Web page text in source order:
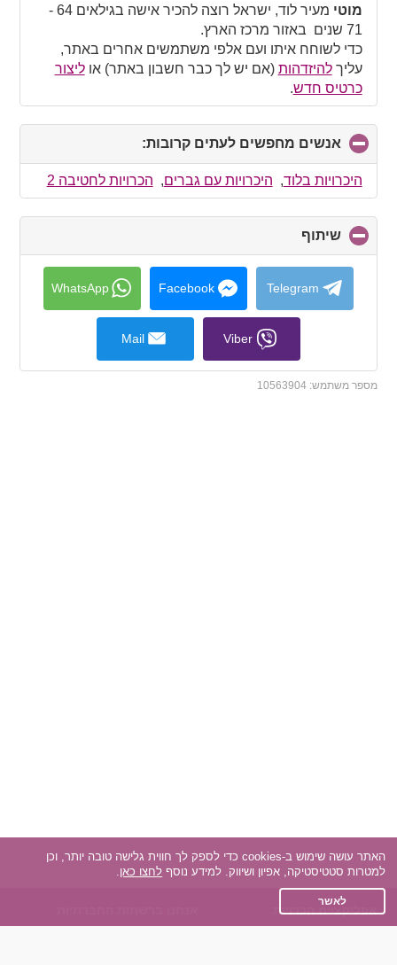
collapse
contents
מוטי
מעיר לוד, ישראל רוצה להכיר אישה בגילאים 64 -
71 שנים באזור מרכז הארץ.
כדי לשוחח איתו ועם אלפי משתמשים אחרים באתר,
עליךלהיזדהות (אם יש לך כבר חשבון באתר) אוליצור
כרטיס חדש.
אנשים מחפשים לעתים קרובות:
to
collapse
contents
היכרויות בלוד, היכרויות עם גברים, הכרויות לחטיבה 2
שיתוף
to
collapse
contents
Telegram
Facebook
WhatsApp
Viber
Mail
מספר משתמש:10563904
אפליקציית הכרויות
האתר עושה שימוש ב-cookies כדי לספק לך חווית גלישה טובה יותר, וכן
למטרות סטטיסטיקה, אפיון ושיווק. למידע נוסף לחצו כאן.
לאשר